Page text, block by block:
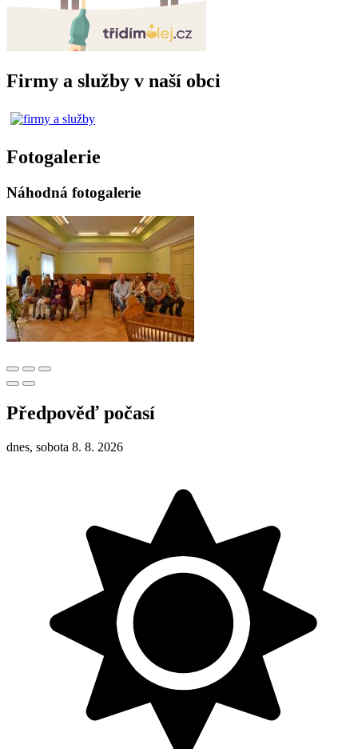
Firmy a služby v naší obci
Fotogalerie
Náhodná fotogalerie
Předpověď počasí
dnes, sobota 8. 8. 2026